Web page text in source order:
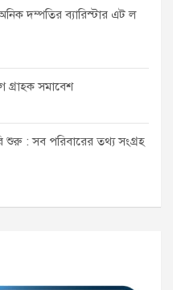
দম্পতির ব্যারিস্টার এট ল
গ্রাহক সমাবেশ
শুরু : সব পরিবারের তথ্য সংগ্রহ